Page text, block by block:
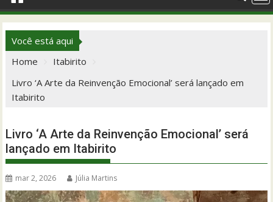
Você está aqui
Home
Itabirito
Livro ‘A Arte da Reinvenção Emocional’ será lançado em
Itabirito
Livro ‘A Arte da Reinvenção Emocional’ será
lançado em Itabirito
mar 2, 2026 Júlia Martins